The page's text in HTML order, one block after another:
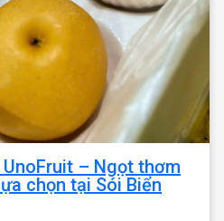
– Ngọt thơm
chọn tại Sói Biển